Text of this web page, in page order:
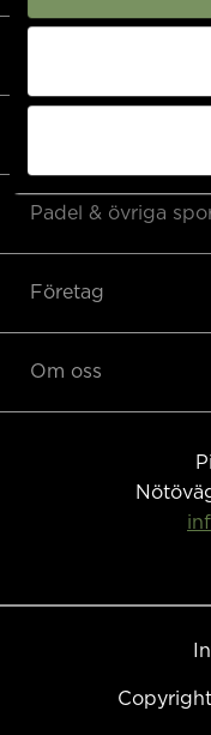
Padel & övriga
Företag
Om oss